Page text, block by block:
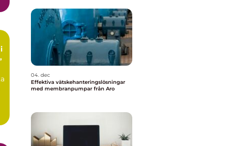
04. dec
Effektiva vätskehanteringslösningar
med membranpumpar från Aro